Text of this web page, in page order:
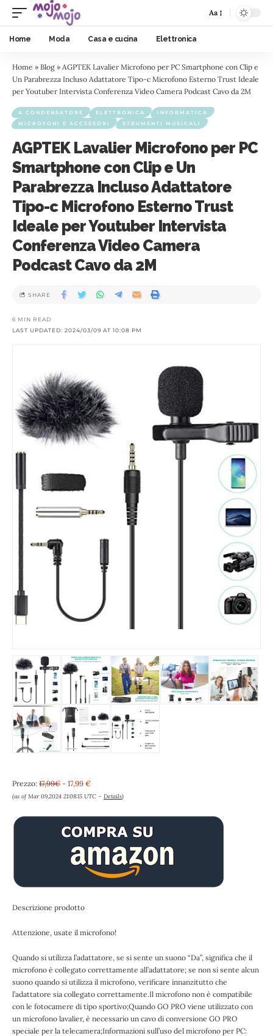
Aa
Home Moda Casa e cucina Elettronica
Home » Blog » AGPTEK Lavalier Microfono per PC Smartphone con Clip e
Un Parabrezza Incluso Adattatore Tipo-c Microfono Esterno Trust Ideale
per Youtuber Intervista Conferenza Video Camera Podcast Cavo da 2M
A CONDENSATORE ELETTRONICA
INFORMATICA
MICROFONI E ACCESSORI
STRUMENTI MUSICALI
AGPTEK Lavalier Microfono per PC
Smartphone con Clip e Un
Parabrezza Incluso Adattatore
Tipo-c Microfono Esterno Trust
Ideale per Youtuber Intervista
Conferenza Video Camera
Podcast Cavo da 2M
LAST UPDATED: 2024/03/09 AT 10:08 PM
6 MIN READ
SHARE
Prezzo: 17,99€ - 17,99 €
(as of Mar 09,2024 21:08:15 UTC – Details)
Descrizione prodotto
Attenzione, usate il microfono!
Quando si utilizza l’adattatore, se si sente un suono “Da”, significa che il
microfono è collegato correttamente all’adattatore; se non si sente alcun
suono quando si utilizza il microfono, verificare innanzitutto che
l’adattatore sia collegato correttamente.Il microfono non è compatibile
con le fotocamere di tipo sportivo;Quando GO PRO viene utilizzato con
un microfono lavalier, è necessario un cavo di conversione GO PRO
speciale per la telecamera;Informazioni sull’uso del microfono per PC: